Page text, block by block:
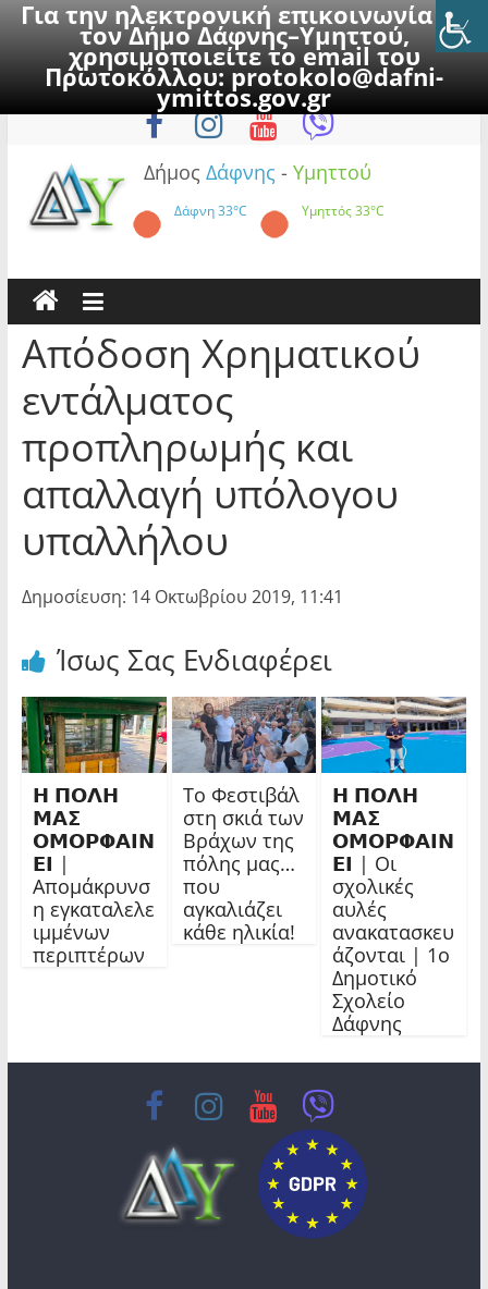
Για την ηλεκτρονική επικοινωνία με
τον Δήμο Δάφνης–Υμηττού,
χρησιμοποιείτε το email του
Πρωτοκόλλου:protokolo@dafni-
ymittos.gov.gr
to
Σάββατο, 8 Αυγούστου 2026
Δήμος Δάφνης - Υμηττού
Δάφνη33°C Υμηττός33°C
Απόδοση Χρηματικού
εντάλματος
προπληρωμής και
απαλλαγή υπόλογου
υπαλλήλου
Δημοσίευση: 14 Οκτωβρίου 2019, 11:41
Ίσως Σας Ενδιαφέρει
𝝜 𝝥𝝤𝝠𝝜
𝝡𝝖𝝨
𝝤𝝡𝝤𝝦𝝫𝝖𝝞𝝢
𝝚𝝞 |
Απομάκρυνσ
η εγκαταλελε
ιμμένων
περιπτέρων
Το Φεστιβάλ
στη σκιά των
Βράχων της
πόλης μας…
που
αγκαλιάζει
κάθε ηλικία!
𝝜 𝝥𝝤𝝠𝝜
𝝡𝝖𝝨
𝝤𝝡𝝤𝝦𝝫𝝖𝝞𝝢
𝝚𝝞 | Οι
σχολικές
αυλές
ανακατασκευ
άζονται | 1ο
Δημοτικό
Σχολείο
Δάφνης